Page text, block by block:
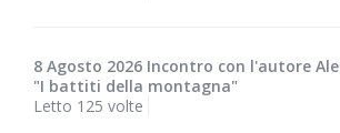
8 Agosto 2026 Incontro con l'autore
"I battiti della montagna"
Letto 125 volte